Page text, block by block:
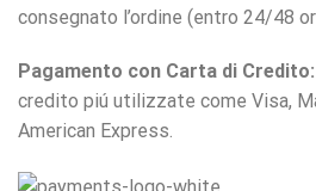
consegnato l’ordine (entro 24/48
Pagamento con Carta di Credito:
credito piú utilizzate come Visa,
American Express.